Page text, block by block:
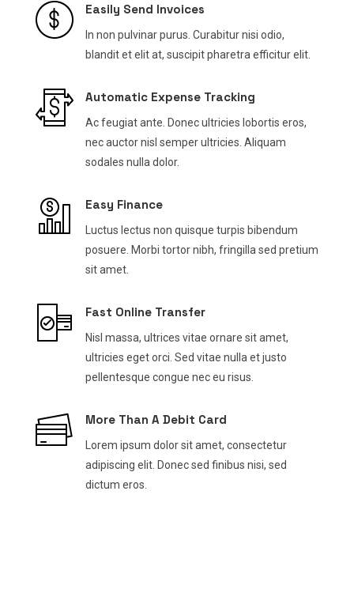
Easily Send Invoices
In non pulvinar purus. Curabitur nisi odio,
blandit et elit at, suscipit pharetra efficitur elit.
Automatic Expense Tracking
Ac feugiat ante. Donec ultricies lobortis eros,
nec auctor nisl semper ultricies. Aliquam
sodales nulla dolor.
Easy Finance
Luctus lectus non quisque turpis bibendum
posuere. Morbi tortor nibh, fringilla sed pretium
sit amet.
Fast Online Transfer
Nisl massa, ultrices vitae ornare sit amet,
ultricies eget orci. Sed vitae nulla et justo
pellentesque congue nec eu risus.
More Than A Debit Card
Lorem ipsum dolor sit amet, consectetur
adipiscing elit. Donec sed finibus nisi, sed
dictum eros.